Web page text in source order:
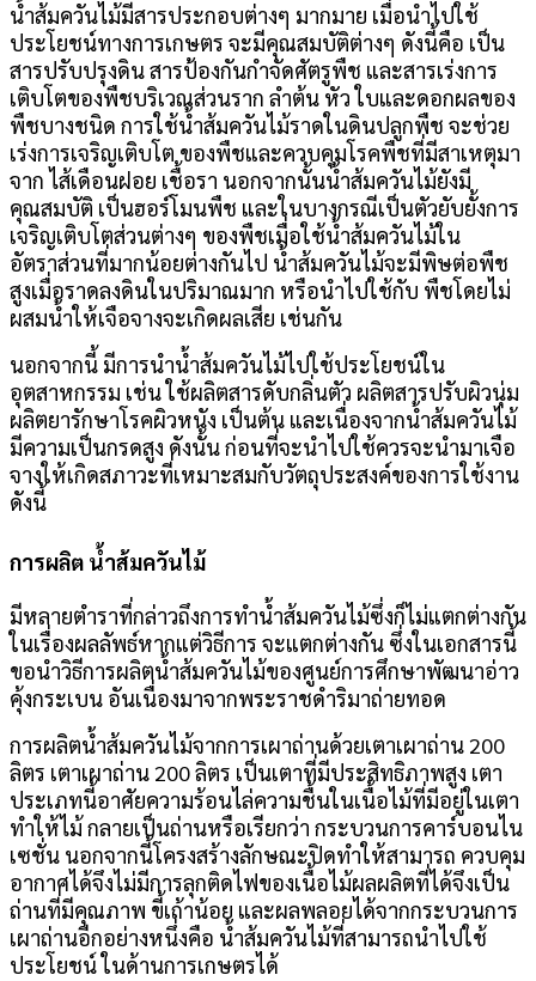
น้ำส้มควันไม้มีสารประกอบต่างๆ มากมาย เมื่อนำไปใช้
ประโยชน์ทางการเกษตร จะมีคุณสมบัติต่างๆ ดังนี้คือ เป็น
สารปรับปรุงดิน สารป้องกันกำจัดศัตรูพืช และสารเร่งการ
เติบโตของพืชบริเวณส่วนราก ลำต้น หัว ใบและดอกผลของ
พืชบางชนิด การใช้น้ำส้มควันไม้ราดในดินปลูกพืช จะช่วย
เร่งการเจริญเติบโต ของพืชและควบคุมโรคพืชที่มีสาเหตุมา
จาก ไส้เดือนฝอย เชื้อรา นอกจากนั้นน้ำส้มควันไม้ยังมี
คุณสมบัติ เป็นฮอร์โมนพืช และในบางกรณีเป็นตัวยับยั้งการ
เจริญเติบโตส่วนต่างๆ ของพืชเมื่อใช้น้ำส้มควันไม้ใน
อัตราส่วนที่มากน้อยต่างกันไป น้ำส้มควันไม้จะมีพิษต่อพืช
สูงเมื่อราดลงดินในปริมาณมาก หรือนำไปใช้กับ พืชโดยไม่
ผสมน้ำให้เจือจางจะเกิดผลเสีย เช่นกัน
นอกจากนี้ มีการนำน้ำส้มควันไม้ไปใช้ประโยชน์ใน
อุตสาหกรรม เช่น ใช้ผลิตสารดับกลิ่นตัว ผลิตสารปรับผิวนุ่ม
ผลิตยารักษาโรคผิวหนัง เป็นต้น และเนื่องจากน้ำส้มควันไม้
มีความเป็นกรดสูง ดังนั้น ก่อนที่จะนำไปใช้ควรจะนำมาเจือ
จางให้เกิดสภาวะที่เหมาะสมกับวัตถุประสงค์ของการใช้งาน
ดังนี้
การผลิต น้ำส้มควันไม้
มีหลายตำราที่กล่าวถึงการทำน้ำส้มควันไม้ซึ่งก็ไม่แตกต่างกัน
ในเรื่องผลลัพธ์หากแต่วิธีการ จะแตกต่างกัน ซึ่งในเอกสารนี้
ขอนำวิธีการผลิตน้ำส้มควันไม้ของศูนย์การศึกษาพัฒนาอ่าว
คุ้งกระเบน อันเนื่องมาจากพระราชดำริมาถ่ายทอด
การผลิตน้ำส้มควันไม้จากการเผาถ่านด้วยเตาเผาถ่าน 200
ลิตร เตาเผาถ่าน 200 ลิตร เป็นเตาที่มีประสิทธิภาพสูง เตา
ประเภทนี้อาศัยความร้อนไล่ความชื้นในเนื้อไม้ที่มีอยู่ในเตา
ทำให้ไม้ กลายเป็นถ่านหรือเรียกว่า กระบวนการคาร์บอนไน
เซชั่น นอกจากนี้โครงสร้างลักษณะปิดทำให้สามารถ ควบคุม
อากาศได้จึงไม่มีการลุกติดไฟของเนื้อไม้ผลผลิตที่ได้จึงเป็น
ถ่านที่มีคุณภาพ ขี้เถ้าน้อย และผลพลอยได้จากกระบวนการ
เผาถ่านอีกอย่างหนึ่งคือ น้ำส้มควันไม้ที่สามารถนำไปใช้
ประโยชน์ ในด้านการเกษตรได้